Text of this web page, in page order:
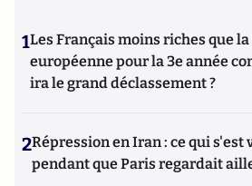
1Les Français moins riches que
européenne pour la 3e année
ira le grand déclassement ?
2Répression en Iran : ce qui s'est
pendant que Paris regardait